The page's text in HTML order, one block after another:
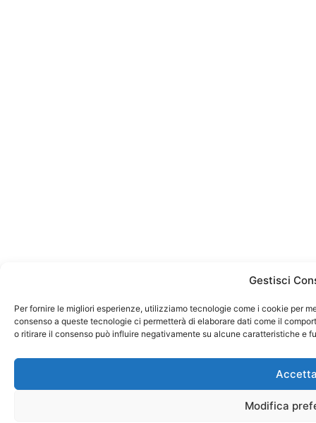
Gestisci
Per fornire le migliori esperienze, utilizziamo tecnologie come i cookie per
consenso a queste tecnologie ci permetterà di elaborare dati come il
o ritirare il consenso può influire negativamente su alcune caratteristiche e
Modifica